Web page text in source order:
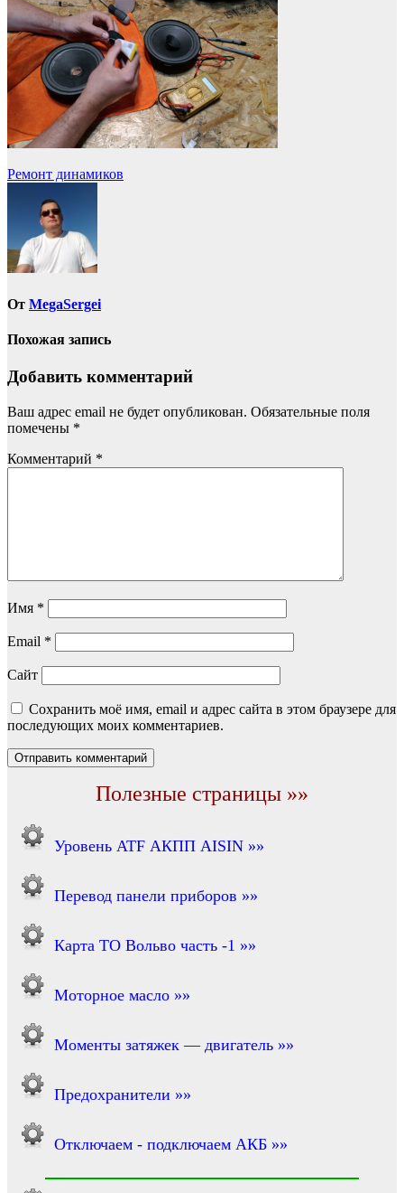
Навигация
записям
Ремонт динамиков
От MegaSergei
Похожая запись
Добавить комментарий
Ваш адрес email не будет опубликован. Обязательные поля
помечены *
Комментарий *
Имя *
Email *
Сайт
Сохранить моё имя, email и адрес сайта в этом браузере для
последующих моих комментариев.
Полезные страницы »»
Уровень ATF АКПП AISIN »»
Перевод панели приборов »»
Карта ТО Вольво часть -1 »»
Моторное масло »»
Моменты затяжек — двигатель »»
Предохранители »»
Отключаем - подключаем АКБ »»